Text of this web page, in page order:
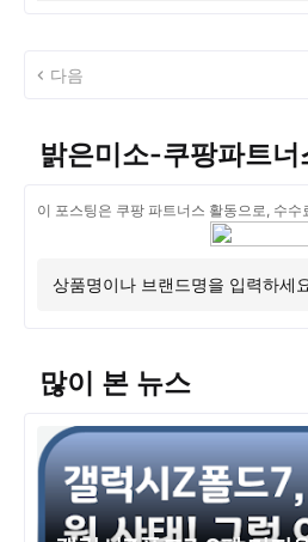
다음
밝은미소-쿠팡파트너
이 포스팅은 쿠팡 파트너스 활동으로, 수
많이 본 뉴스